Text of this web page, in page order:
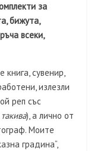
за
бижута,
всеки,
книга, сувенир,
излезли
реп със
), а лично от
Моите
градина“,